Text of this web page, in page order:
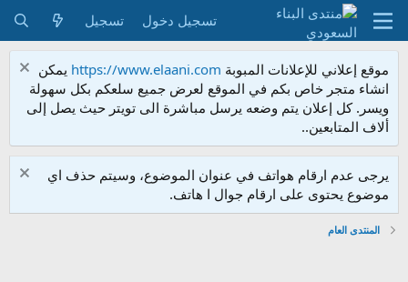
تسجيل دخول تسجيل
موقع إعلاني للإعلانات المبوبة https://www.elaani.com يمكن
انشاء متجر خاص بكم في الموقع لعرض جميع سلعكم بكل سهولة
ويسر. كل إعلان يتم وضعه يرسل مباشرة الى تويتر حيث يصل إلى
ألاف المتابعين..
يرجى عدم ارقام هواتف في عنوان الموضوع، وسيتم حذف اي
موضوع يحتوى على ارقام جوال ا هاتف.
المنتدى العام